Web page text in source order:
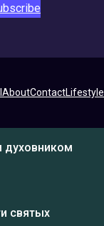
AboutContactLifestyle
духовником
святых